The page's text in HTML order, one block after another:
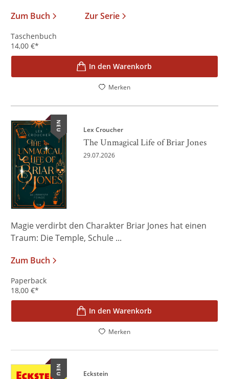
Zum Buch
Zur Serie
Taschenbuch
14,00 €*
In den Warenkorb
Merken
NEU Lex Croucher
The Unmagical Life of Briar Jones
29.07.2026
Magie verdirbt den Charakter Briar Jones hat einen
Traum: Die Temple, Schule ...
Zum Buch
Paperback
18,00 €*
In den Warenkorb
Merken
NEU Eckstein